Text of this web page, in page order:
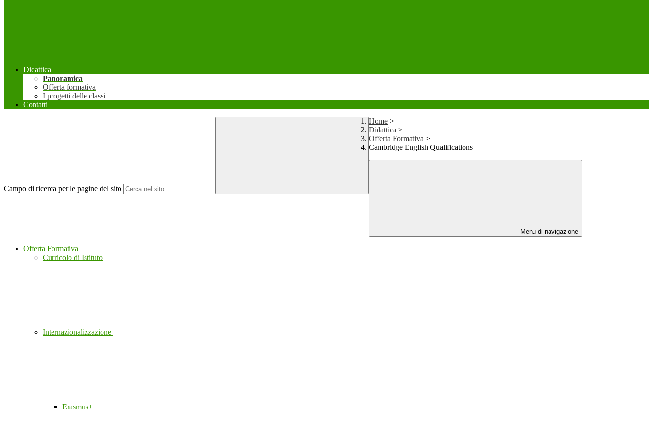
Didattica
Panoramica
Offerta formativa
I progetti delle classi
Contatti
Campo di ricerca per le pagine del sito
Home >
Didattica >
Offerta Formativa >
Cambridge English Qualifications
Menu di navigazione
Offerta Formativa
Curricolo di Istituto
Internazionalizzazione
Erasmus+